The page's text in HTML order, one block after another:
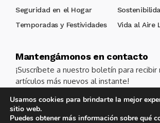
Seguridad en el Hogar
Temporadas y Festividades
Vida al Aire
Mantengámonos en contacto
¡Suscríbete a nuestro boletín para recibir
artículos más nuevos al instante!
Acepto los términos y condiciones
Alternative:
Usamos cookies para brindarte la mejor
sitio web.
Puedes obtener más información sobre qué